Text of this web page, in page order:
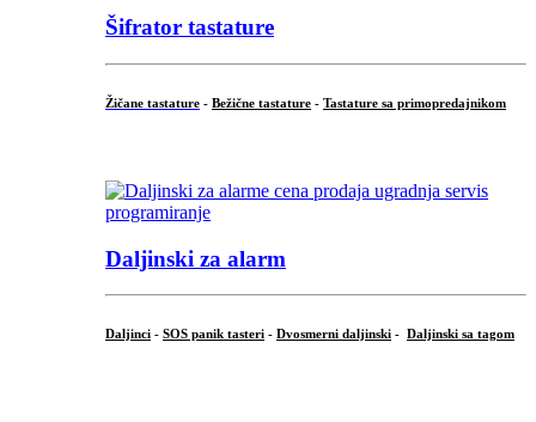
Šifrator tastature
Žičane tastature - Bežične tastature - Tastature sa primopredajnikom
Daljinski za alarm
Daljinci - SOS panik tasteri - Dvosmerni daljinski - Daljinski sa tagom